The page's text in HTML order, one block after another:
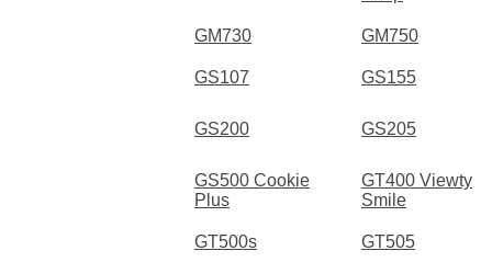
GM730 GM750
GS107 GS155
GS200 GS205
GS500 Cookie
Plus
GT400 Viewty
Smile
GT500s GT505